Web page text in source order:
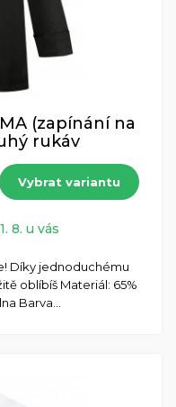
(zapínání na
rukáv
Vybrat variantu
8. u vás
Díky jednoduchému
oblíbíš Materiál: 65%
Barva...